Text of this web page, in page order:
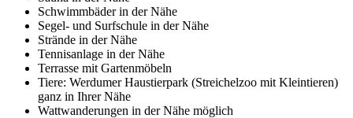
Schwimmbäder in der Nähe
Segel- und Surfschule in der Nähe
Strände in der Nähe
Tennisanlage in der Nähe
Terrasse mit Gartenmöbeln
Tiere: Werdumer Haustierpark (Streichelzoo mit Kleintieren)
ganz in Ihrer Nähe
Wattwanderungen in der Nähe möglich